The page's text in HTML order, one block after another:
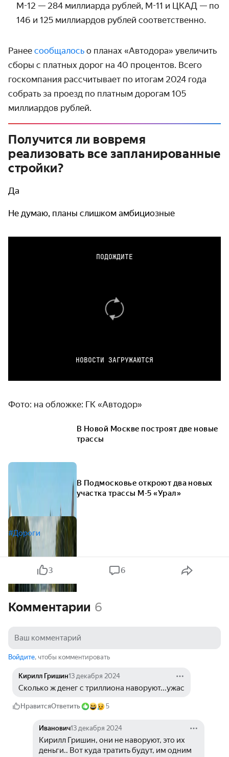
М-12 — 284 миллиарда рублей, М-11 и ЦКАД — по
146 и 125 миллиардов рублей соответственно.
Ранее сообщалось о планах «Автодора» увеличить
сборы с платных дорог на 40 процентов. Всего
госкомпания рассчитывает по итогам 2024 года
собрать за проезд по платным дорогам 105
миллиардов рублей.
Получится ли вовремя
реализовать все запланированные
стройки?
Да
Не думаю, планы слишком амбициозные
ПОДОЖДИТЕ
НОВОСТИ ЗАГРУЖАЮТСЯ
Фото: на обложке: ГК «Автодор»
В Новой Москве построят две новые
трассы
В Подмосковье откроют два новых
участка трассы М-5 «Урал»
#Дороги
3 6
Комментарии 6
Войдите, чтобы комментировать
Кирилл Гришин13 декабря 2024
Сколько ж денег с триллиона наворуют...ужас
НравитсяОтветить 5
Иванович13 декабря 2024
Кирилл Гришин, они не наворуют, это их
деньги.. Вот куда тратить будут, им одним